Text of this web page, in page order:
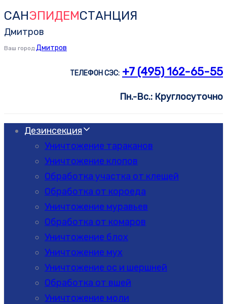
Skip
links
Skip
to
primary
САНЭПИДЕМСТАНЦИЯ
Дмитров
Ваш город Дмитров
ТЕЛЕФОН СЭС: +7 (495) 162-65-55
Пн.-Вс.: Круглосуточно
Дезинсекция
Уничтожение тараканов
Уничтожение клопов
Обработка участка от клещей
Обработка от короеда
Уничтожение муравьев
Обработка от комаров
Уничтожение блох
Уничтожение мух
Уничтожение ос и шершней
Обработка от вшей
Уничтожение моли